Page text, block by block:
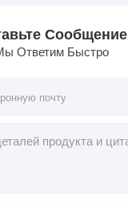
фильма Polyimide
Сообщение
Ответим Быстро